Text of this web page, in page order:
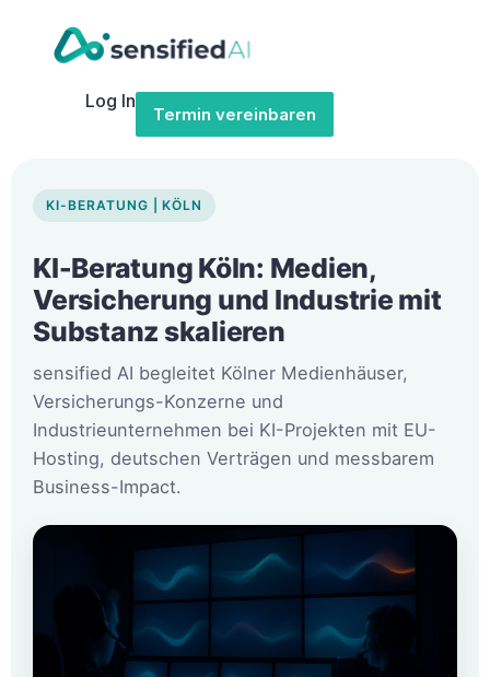
Log In
Termin vereinbaren
KI-BERATUNG | KÖLN
KI-Beratung Köln: Medien,
Versicherung und Industrie mit
Substanz skalieren
sensified AI begleitet Kölner Medienhäuser,
Versicherungs-Konzerne und
Industrieunternehmen bei KI-Projekten mit EU-
Hosting, deutschen Verträgen und messbarem
Business-Impact.